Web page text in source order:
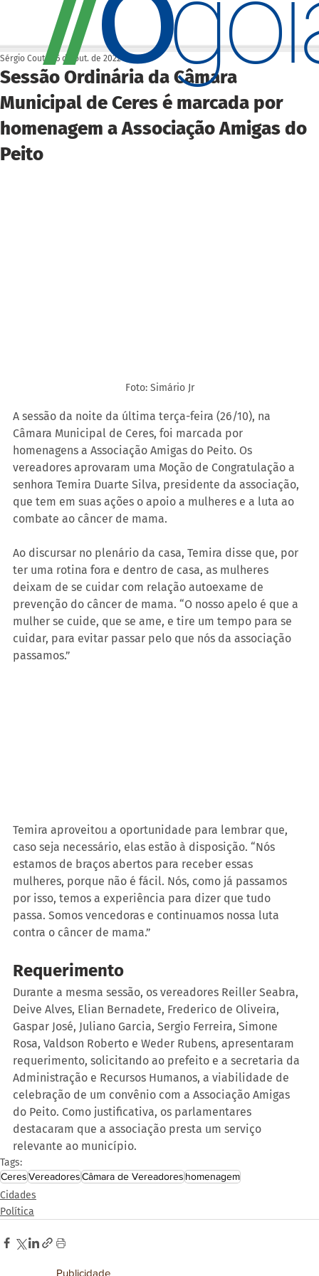
Sessão Ordinária da Câmara
Municipal de Ceres é marcada por
homenagem a Associação Amigas do
Peito
Sérgio Couto 26 de out. de 2022
Foto: Simário Jr
A sessão da noite da última terça-feira (26/10), na
Câmara Municipal de Ceres, foi marcada por
homenagens a Associação Amigas do Peito. Os
vereadores aprovaram uma Moção de Congratulação a
senhora Temira Duarte Silva, presidente da associação,
que tem em suas ações o apoio a mulheres e a luta ao
combate ao câncer de mama.
Ao discursar no plenário da casa, Temira disse que, por
ter uma rotina fora e dentro de casa, as mulheres
deixam de se cuidar com relação autoexame de
prevenção do câncer de mama. “O nosso apelo é que a
mulher se cuide, que se ame, e tire um tempo para se
cuidar, para evitar passar pelo que nós da associação
passamos.”
Temira aproveitou a oportunidade para lembrar que,
caso seja necessário, elas estão à disposição. “Nós
estamos de braços abertos para receber essas
mulheres, porque não é fácil. Nós, como já passamos
por isso, temos a experiência para dizer que tudo
passa. Somos vencedoras e continuamos nossa luta
contra o câncer de mama.”
Requerimento
Durante a mesma sessão, os vereadores Reiller Seabra,
Deive Alves, Elian Bernadete, Frederico de Oliveira,
Gaspar José, Juliano Garcia, Sergio Ferreira, Simone
Rosa, Valdson Roberto e Weder Rubens, apresentaram
requerimento, solicitando ao prefeito e a secretaria da
Administração e Recursos Humanos, a viabilidade de
celebração de um convênio com a Associação Amigas
do Peito. Como justificativa, os parlamentares
destacaram que a associação presta um serviço
relevante ao município.
Tags:
CeresVereadoresCâmara de Vereadores homenagem
Cidades
Política
Publicidade